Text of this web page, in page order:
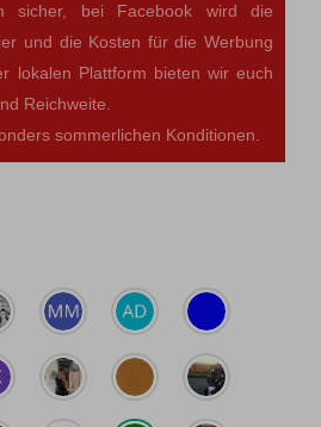
sicher, bei Facebook wird die
und die Kosten für die Werbung
lokalen Plattform bieten wir euch
Reichweite.
sommerlichen Konditionen.